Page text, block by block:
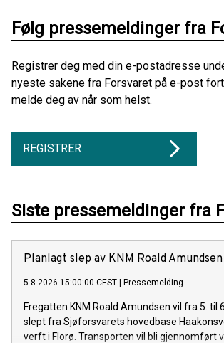
Følg pressemeldinger fra
Registrer deg med din e-postadresse
nyeste sakene fra Forsvaret på e-post
melde deg av når som helst.
REGISTRER
Siste pressemeldinger fra
Planlagt slep av KNM Roald Amundsen
5.8.2026 15:00:00 CEST | Pressemelding
Fregatten KNM Roald Amundsen vil fra 5. til
slept fra Sjøforsvarets hovedbase
verft i Florø. Transporten vil bli gjennomført